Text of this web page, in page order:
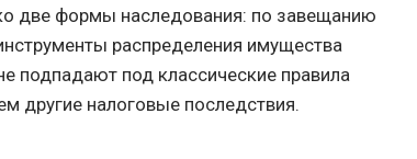
две формы наследования: по завещанию
распределения имущества
подпадают под классические правила
другие налоговые последствия.